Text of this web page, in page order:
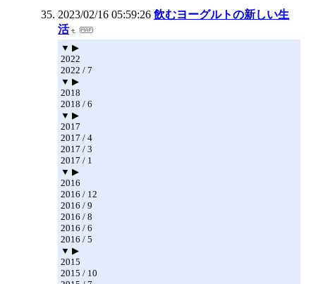
2023/02/16 05:59:26 飲むヨーグルトの新しい生
活
▼ ▶
2022
2022 / 7
▼ ▶
2018
2018 / 6
▼ ▶
2017
2017 / 4
2017 / 3
2017 / 1
▼ ▶
2016
2016 / 12
2016 / 9
2016 / 8
2016 / 6
2016 / 5
▼ ▶
2015
2015 / 10